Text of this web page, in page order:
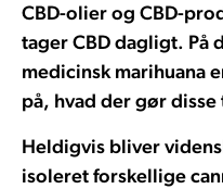
CBD-olier og CBD-
tager CBD dagligt. På
medicinsk marihuana
på, hvad der gør
Heldigvis bliver
isoleret forskellige